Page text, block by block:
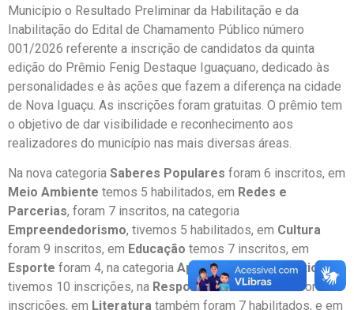
Município o Resultado Preliminar da Habilitação e da
Inabilitação do Edital de Chamamento Público número
001/2026 referente a inscrição de candidatos da quinta
edição do Prêmio Fenig Destaque Iguaçuano, dedicado às
personalidades e às ações que fazem a diferença na cidade
de Nova Iguaçu. As inscrições foram gratuitas. O prêmio tem
o objetivo de dar visibilidade e reconhecimento aos
realizadores do município nas mais diversas áreas.
Na nova categoria Saberes Populares foram 6 inscritos, em
Meio Ambiente temos 5 habilitados, em Redes e
Parcerias, foram 7 inscritos, na categoria
Empreendedorismo, tivemos 5 habilitados, em Cultura
foram 9 inscritos, em Educação temos 7 inscritos, em
Esporte foram 4, na categoria Apresentações Artísticas
tivemos 10 inscrições, na Responsabilidade Social
foram 7
inscrições, em Literatura também foram 7 habilitados, e em